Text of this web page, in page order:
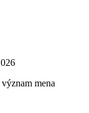
význam mena